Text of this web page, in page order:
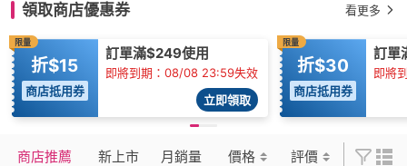
領取商店優惠券 看更多
限量
折$15
商店抵用券
訂單滿$249使用
即將到期：08/08 23:59失效
立即領取
限量
折$30
商店抵用券
訂單
即將
商店推薦 新上市 月銷量 價格 評價